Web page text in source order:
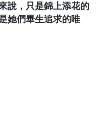
說，只是錦上添花的
她們畢生追求的唯